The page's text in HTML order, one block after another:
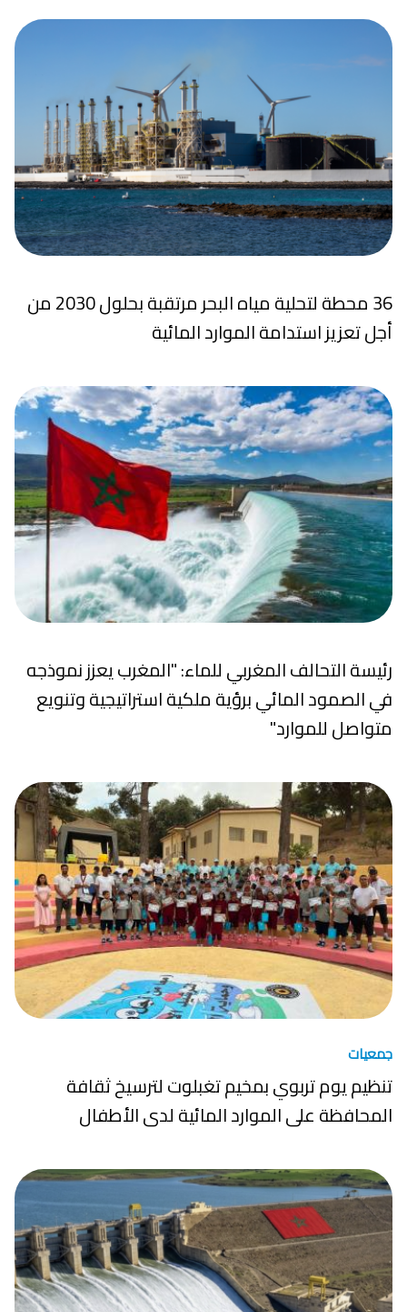
36 محطة لتحلية مياه البحر مرتقبة بحلول 2030 من
أجل تعزيز استدامة الموارد المائية
رئيسة التحالف المغربي للماء: "المغرب يعزز نموذجه
في الصمود المائي برؤية ملكية استراتيجية وتنويع
متواصل للموارد"
جمعيات
تنظيم يوم تربوي بمخيم تغبلوت لترسيخ ثقافة
المحافظة على الموارد المائية لدى الأطفال